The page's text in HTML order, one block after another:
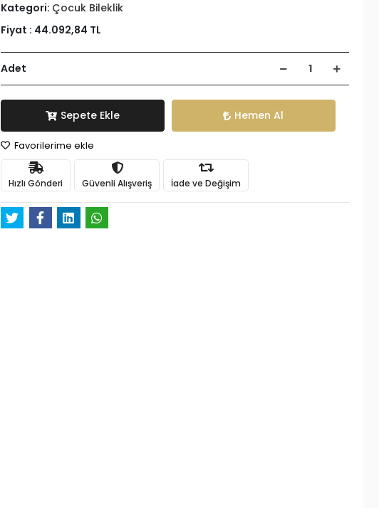
Kategori: Çocuk Bileklik
Fiyat : 44.092,84 TL
Adet
Sepete Ekle Hemen Al
Favorilerime ekle
Hızlı Gönderi Güvenli Alışveriş İade ve Değişim